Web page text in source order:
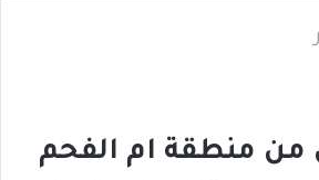
من منطقة ام الفحم